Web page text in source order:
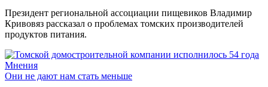
Президент региональной ассоциации пищевиков Владимир
Кривовяз рассказал о проблемах томских производителей
продуктов питания.
Мнения
Они не дают нам стать меньше